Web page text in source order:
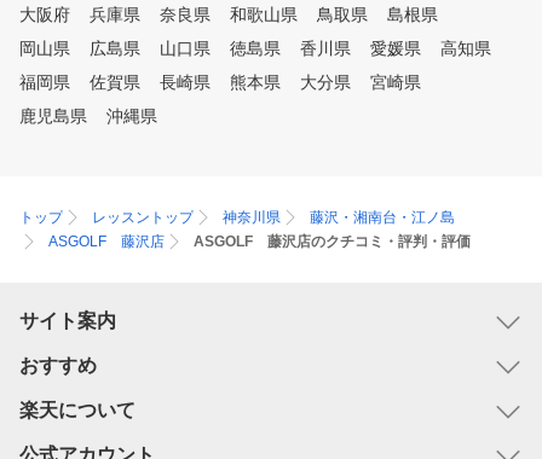
大阪府
兵庫県 奈良県 和歌山県 鳥取県
島根県
岡山県
広島県 山口県 徳島県 香川県 愛媛県
高知県
福岡県
佐賀県 長崎県 熊本県 大分県
宮崎県
鹿児島県
沖縄県
トップ レッスントップ 神奈川県
藤沢・湘南台・江ノ島
ASGOLF 藤沢店
ASGOLF 藤沢店のクチコミ・評判・評価
サイト案内
おすすめ
楽天について
公式アカウント